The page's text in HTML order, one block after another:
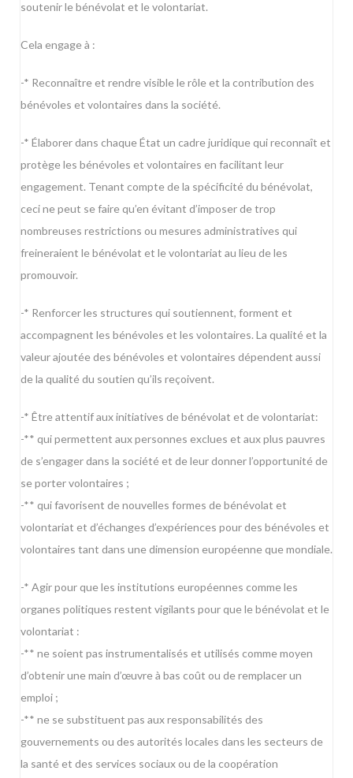
soutenir le bénévolat et le volontariat.
Cela engage à :
-* Reconnaître et rendre visible le rôle et la contribution des
bénévoles et volontaires dans la société.
-* Élaborer dans chaque État un cadre juridique qui reconnaît et
protège les bénévoles et volontaires en facilitant leur
engagement. Tenant compte de la spécificité du bénévolat,
ceci ne peut se faire qu’en évitant d’imposer de trop
nombreuses restrictions ou mesures administratives qui
freineraient le bénévolat et le volontariat au lieu de les
promouvoir.
-* Renforcer les structures qui soutiennent, forment et
accompagnent les bénévoles et les volontaires. La qualité et la
valeur ajoutée des bénévoles et volontaires dépendent aussi
de la qualité du soutien qu’ils reçoivent.
-* Être attentif aux initiatives de bénévolat et de volontariat:
-** qui permettent aux personnes exclues et aux plus pauvres
de s’engager dans la société et de leur donner l’opportunité de
se porter volontaires ;
-** qui favorisent de nouvelles formes de bénévolat et
volontariat et d’échanges d’expériences pour des bénévoles et
volontaires tant dans une dimension européenne que mondiale.
-* Agir pour que les institutions européennes comme les
organes politiques restent vigilants pour que le bénévolat et le
volontariat :
-** ne soient pas instrumentalisés et utilisés comme moyen
d’obtenir une main d’œuvre à bas coût ou de remplacer un
emploi ;
-** ne se substituent pas aux responsabilités des
gouvernements ou des autorités locales dans les secteurs de
la santé et des services sociaux ou de la coopération